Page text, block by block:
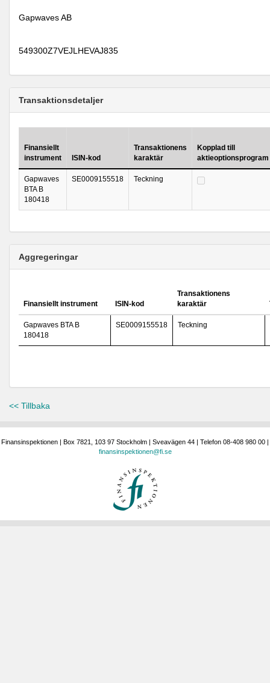
Gapwaves AB
549300Z7VEJLHEVAJ835
Transaktionsdetaljer
Finansiellt
instrument
ISIN-kod
Transaktionens
karaktär
Kopplad till
aktieoptionsprogram
Gapwaves
BTA B
180418
SE0009155518 Teckning
Aggregeringar
Finansiellt instrument ISIN-kod
Transaktionens
karaktär
Gapwaves BTA B
180418
SE0009155518 Teckning
<< Tillbaka
Finansinspektionen | Box 7821, 103 97 Stockholm | Sveavägen 44 | Telefon 08-408 980 00 |
finansinspektionen@fi.se